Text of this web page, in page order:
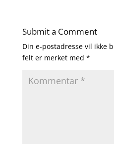
Submit a Comment
Din e-postadresse vil ikke
felt er merket med *